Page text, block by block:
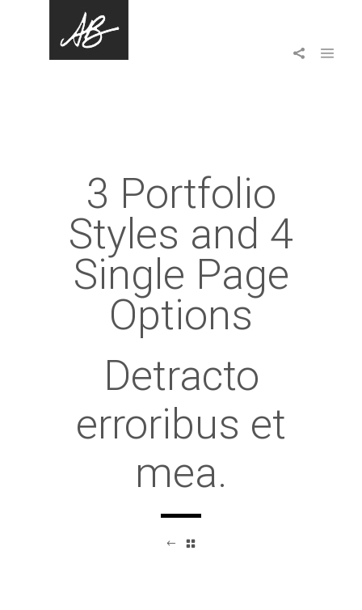
3 Portfolio
Styles and 4
Single Page
Options
Detracto
erroribus et
mea.